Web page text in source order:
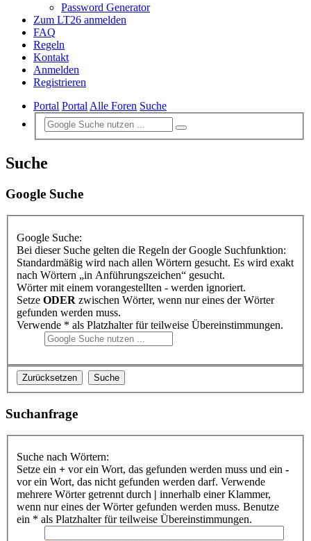
Password Generator
Zum LT26 anmelden
FAQ
Regeln
Kontakt
Anmelden
Registrieren
Portal Portal Alle Foren Suche
Suche
Google Suche
Google Suche:
Bei dieser Suche gelten die Regeln der Google Suchfunktion:
Standardmäßig wird nach allen Wörtern gesucht. Es wird exakt
nach Wörtern „in Anführungszeichen“ gesucht.
Wörter mit einem vorangestellten - werden ignoriert.
Setze ODER zwischen Wörter, wenn nur eines der Wörter
gefunden werden muss.
Verwende * als Platzhalter für teilweise Übereinstimmungen.
Suchanfrage
Suche nach Wörtern:
Setze ein + vor ein Wort, das gefunden werden muss und ein -
vor ein Wort, das nicht gefunden werden darf. Verwende
mehrere Wörter getrennt durch | innerhalb einer Klammer,
wenn nur eines der Wörter gefunden werden muss. Benutze
ein * als Platzhalter für teilweise Übereinstimmungen.